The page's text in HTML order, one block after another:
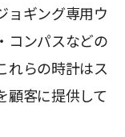
ョギング専用ウ
コンパスなどの
れらの時計はス
顧客に提供して